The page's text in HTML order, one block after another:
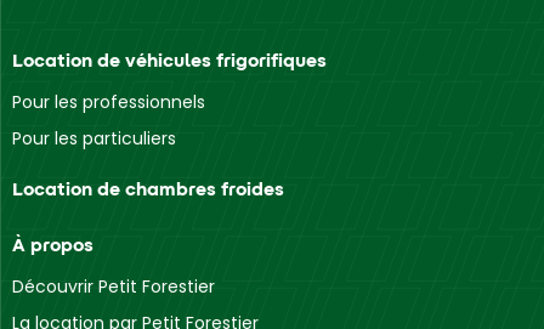
Location de véhicules frigorifiques
Pour les professionnels
Pour les particuliers
Location de chambres froides
À propos
Découvrir Petit Forestier
La location par Petit Forestier